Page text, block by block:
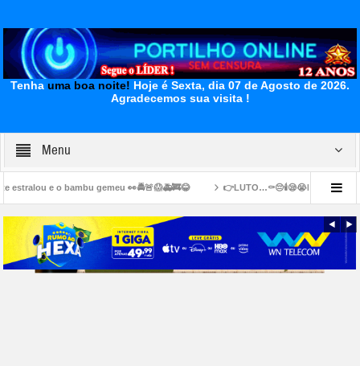
Tenha uma boa noite! Hoje é Sexta, dia 07 de Agosto de 2026.
Agradecemos sua visita !
Menu
gemeu 👀🚔🚨😱🚑🚒😂 👉LUTO…⚰😔🕯😪😭FUNERÁRIA SAO PEDRO E
MG para a gestão 2026/2030. 👉🧐😱😳🚨🔎🚔🔍📢🗣😳👀Quem é o
dos Pássaros?”?🫣👀” ?? 🐽 🐷 🐖